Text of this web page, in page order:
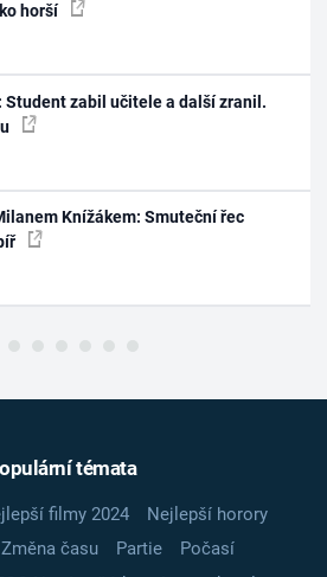
horší
Student zabil učitele a další zranil.
Knížákem: Smuteční řec
témata
filmy 2024
Nejlepší horory
Změna času Partie
Počasí